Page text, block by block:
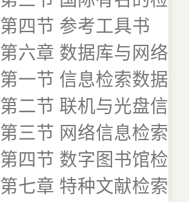
第四节 参考工具书
第六章 数据库与网络
第一节 信息检索数据库
第二节 联机与光盘信
第三节 网络信息检索
第四节 数字图书馆检索
第七章 特种文献检索